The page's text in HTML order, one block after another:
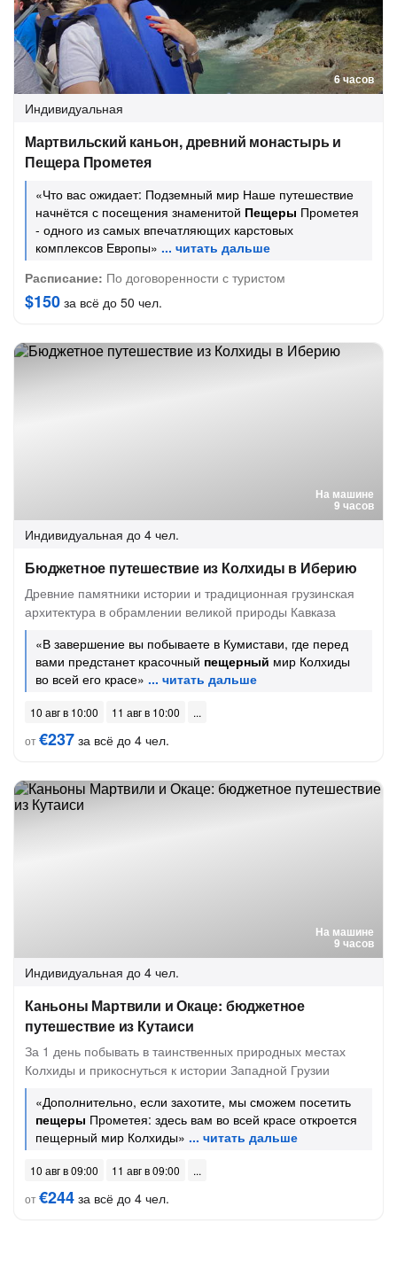
6 часов
Индивидуальная
Мартвильский каньон, древний монастырь и
Пещера Прометея
«Что вас ожидает: Подземный мир Наше путешествие
начнётся с посещения знаменитой Пещеры Прометея
- одного из самых впечатляющих карстовых
комплексов Европы»
Расписание: По договоренности с туристом
$150 за всё до 50 чел.
На машине
9 часов
Индивидуальная до 4 чел.
Бюджетное путешествие из Колхиды в Иберию
Древние памятники истории и традиционная грузинская
архитектура в обрамлении великой природы Кавказа
«В завершение вы побываете в Кумистави, где перед
вами предстанет красочный пещерный мир Колхиды
во всей его красе»
10 авг в 10:00
11 авг в 10:00
от€237 за всё до 4 чел.
На машине
9 часов
Индивидуальная до 4 чел.
Каньоны Мартвили и Окаце: бюджетное
путешествие из Кутаиси
За 1 день побывать в таинственных природных местах
Колхиды и прикоснуться к истории Западной Грузии
«Дополнительно, если захотите, мы сможем посетить
пещеры Прометея: здесь вам во всей красе откроется
пещерный мир Колхиды»
10 авг в 09:00
11 авг в 09:00
от€244 за всё до 4 чел.